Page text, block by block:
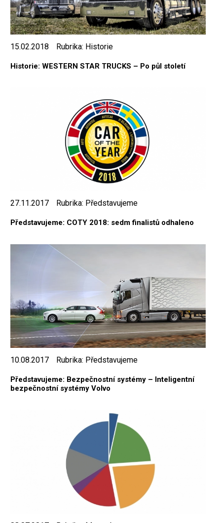
15.02.2018 Rubrika: Historie
Historie: WESTERN STAR TRUCKS – Po půl století
27.11.2017 Rubrika: Představujeme
Představujeme: COTY 2018: sedm finalistů odhaleno
10.08.2017 Rubrika: Představujeme
Představujeme: Bezpečnostní systémy – Inteligentní
bezpečnostní systémy Volvo